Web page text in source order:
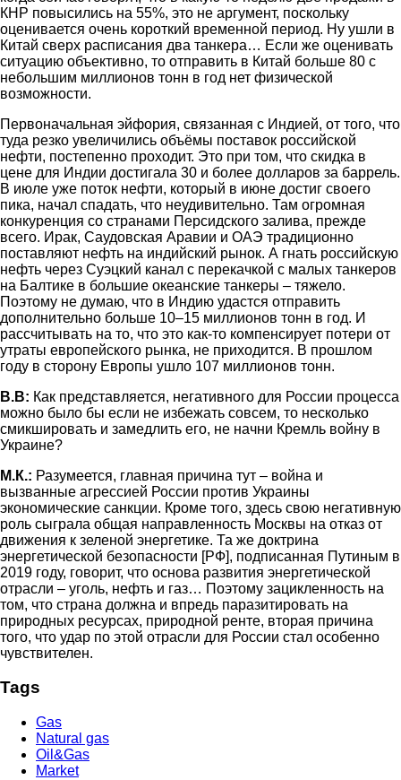
КНР повысились на 55%, это не аргумент, поскольку
оценивается очень короткий временной период. Ну ушли в
Китай сверх расписания два танкера… Если же оценивать
ситуацию объективно, то отправить в Китай больше 80 с
небольшим миллионов тонн в год нет физической
возможности.
Первоначальная эйфория, связанная с Индией, от того, что
туда резко увеличились объёмы поставок российской
нефти, постепенно проходит. Это при том, что скидка в
цене для Индии достигала 30 и более долларов за баррель.
В июле уже поток нефти, который в июне достиг своего
пика, начал спадать, что неудивительно. Там огромная
конкуренция со странами Персидского залива, прежде
всего. Ирак, Саудовская Аравии и ОАЭ традиционно
поставляют нефть на индийский рынок. А гнать российскую
нефть через Суэцкий канал с перекачкой с малых танкеров
на Балтике в большие океанские танкеры – тяжело.
Поэтому не думаю, что в Индию удастся отправить
дополнительно больше 10–15 миллионов тонн в год. И
рассчитывать на то, что это как-то компенсирует потери от
утраты европейского рынка, не приходится. В прошлом
году в сторону Европы ушло 107 миллионов тонн.
В.В: Как представляется, негативного для России процесса
можно было бы если не избежать совсем, то несколько
смикшировать и замедлить его, не начни Кремль войну в
Украине?
М.К.: Разумеется, главная причина тут – война и
вызванные агрессией России против Украины
экономические санкции. Кроме того, здесь свою негативную
роль сыграла общая направленность Москвы на отказ от
движения к зеленой энергетике. Та же доктрина
энергетической безопасности [РФ], подписанная Путиным в
2019 году, говорит, что основа развития энергетической
отрасли – уголь, нефть и газ… Поэтому зацикленность на
том, что страна должна и впредь паразитировать на
природных ресурсах, природной ренте, вторая причина
того, что удар по этой отрасли для России стал особенно
чувствителен.
Tags
Gas
Natural gas
Oil&Gas
Market